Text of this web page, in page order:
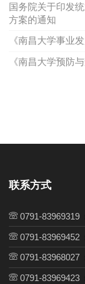
国务院关于印发
方案的通知
《南昌大学事业
《南昌大学预防
联系方式
0791-83969319
0791-83969452
0791-83968027
0791-83969423